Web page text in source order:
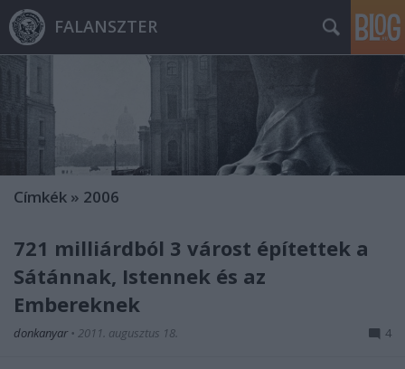
FALANSZTER
Címkék » 2006
721 milliárdból 3 várost építettek a
Sátánnak, Istennek és az
Embereknek
donkanyar • 2011. augusztus 18. 4